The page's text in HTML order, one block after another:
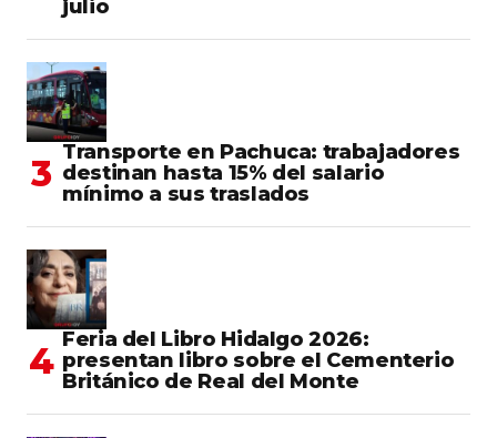
julio
Transporte en Pachuca: trabajadores
destinan hasta 15% del salario
mínimo a sus traslados
Feria del Libro Hidalgo 2026:
presentan libro sobre el Cementerio
Británico de Real del Monte